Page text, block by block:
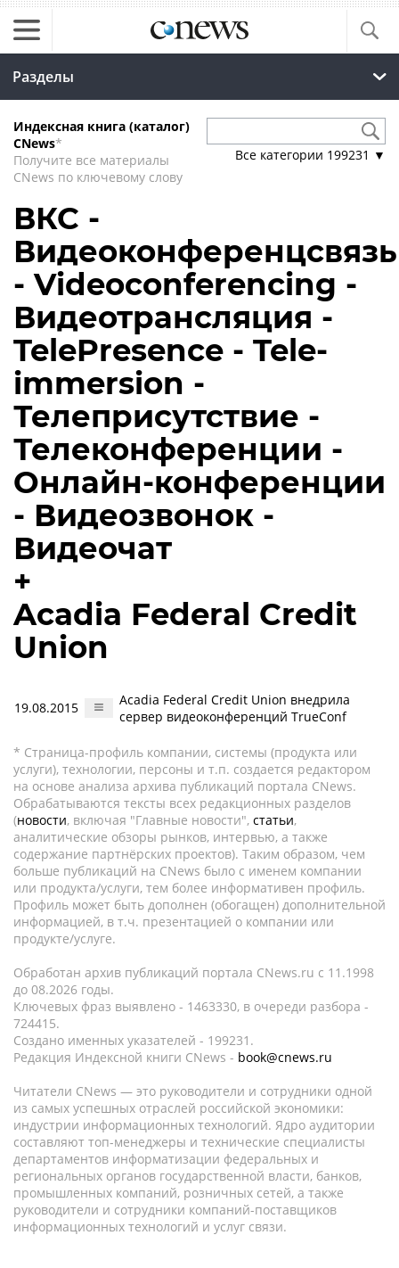
Разделы
Индексная книга (каталог)
CNews*
Получите все материалы
CNews по ключевому слову
Все категории 199231 ▼
ВКС -
Видеоконференцсвязь
- Videoconferencing -
Видеотрансляция -
TelePresence - Tele-
immersion -
Телеприсутствие -
Телеконференции -
Онлайн-конференции
- Видеозвонок -
Видеочат
+
Acadia Federal Credit
Union
19.08.2015
Acadia Federal Credit Union внедрила
сервер видеоконференций TrueConf
* Страница-профиль компании, системы (продукта или
услуги), технологии, персоны и т.п. создается редактором
на основе анализа архива публикаций портала CNews.
Обрабатываются тексты всех редакционных разделов
(новости, включая "Главные новости", статьи,
аналитические обзоры рынков, интервью, а также
содержание партнёрских проектов). Таким образом, чем
больше публикаций на CNews было с именем компании
или продукта/услуги, тем более информативен профиль.
Профиль может быть дополнен (обогащен) дополнительной
информацией, в т.ч. презентацией о компании или
продукте/услуге.
Обработан архив публикаций портала CNews.ru c 11.1998
до 08.2026 годы.
Ключевых фраз выявлено - 1463330, в очереди разбора -
724415.
Создано именных указателей - 199231.
Редакция Индексной книги CNews - book@cnews.ru
Читатели CNews — это руководители и сотрудники одной
из самых успешных отраслей российской экономики:
индустрии информационных технологий. Ядро аудитории
составляют топ-менеджеры и технические специалисты
департаментов информатизации федеральных и
региональных органов государственной власти, банков,
промышленных компаний, розничных сетей, а также
руководители и сотрудники компаний-поставщиков
информационных технологий и услуг связи.